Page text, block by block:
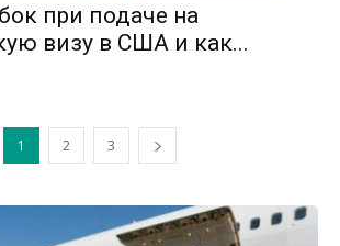
при подаче на
визу в США и как...
1 2 3